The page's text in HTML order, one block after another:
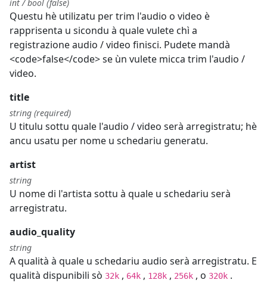
int / bool (false)
Questu hè utilizatu per trim l'audio o video è
rapprisenta u sicondu à quale vulete chì a
registrazione audio / video finisci. Pudete mandà
<code>false</code> se ùn vulete micca trim l'audio /
video.
title
string (required)
U titulu sottu quale l'audio / video serà arregistratu; hè
ancu usatu per nome u schedariu generatu.
artist
string
U nome di l'artista sottu à quale u schedariu serà
arregistratu.
audio_quality
string
A qualità à quale u schedariu audio serà arregistratu. E
qualità dispunibili sò 32k , 64k , 128k , 256k , o 320k .